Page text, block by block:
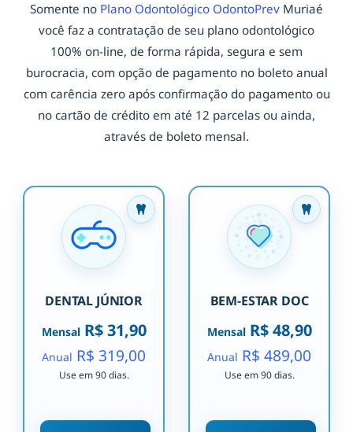
Somente no Plano Odontológico OdontoPrev Muriaé
você faz a contratação de seu plano odontológico
100% on-line, de forma rápida, segura e sem
burocracia, com opção de pagamento no boleto anual
com carência zero após confirmação do pagamento ou
no cartão de crédito em até 12 parcelas ou ainda,
através de boleto mensal.
DENTAL JÚNIOR
MensalR$ 31,90
Anual R$ 319,00
Use em 90 dias.
BEM-ESTAR DOC
MensalR$ 48,90
Anual R$ 489,00
Use em 90 dias.